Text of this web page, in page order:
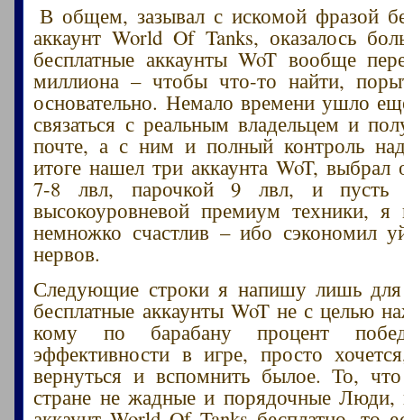
В общем, зазывал с искомой фразой
аккаунт World Of Tanks, оказалось
бесплатные аккаунты WoT вообще
миллиона – чтобы что-то найти,
основательно. Немало времени ушло
связаться с реальным владельцем и
почте, а с ним и полный контроль
итоге нашел три аккаунта WoT, выбрал
7-8 лвл, парочкой 9 лвл, и
высокоуровневой премиум техники,
немножко счастлив – ибо сэкономил
нервов.
Следующие строки я напишу лишь
бесплатные аккаунты WoT не с целью
кому по барабану процент
эффективности в игре, просто
вернуться и вспомнить былое. То,
стране не жадные и порядочные Люди,